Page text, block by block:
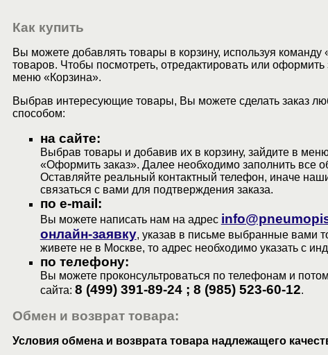
Как купить
Вы можете добавлять товары в корзину, используя команду
товаров. Чтобы посмотреть, отредактировать или оформить
меню «Корзина».
Выбрав интересующие товары, Вы можете сделать заказ
способом:
на сайте:
Выбрав товары и добавив их в корзину, зайдите в
«Оформить заказ». Далее необходимо заполнить все
Оставляйте реальный контактный телефон, иначе
связаться с вами для подтверждения заказа.
по e-mail:
Вы можете написать нам на адрес
онлайн-заявку, указав в письме выбранные вами
живете не в Москве, то адрес необходимо указать с
по телефону:
Вы можете проконсультроваться по телефонам и потом
сайта: 8 (499) 391-89-24 ; 8 (985) 523-60-12.
Обмен и возврат товара:
Условия обмена и возврата товара надлежащего